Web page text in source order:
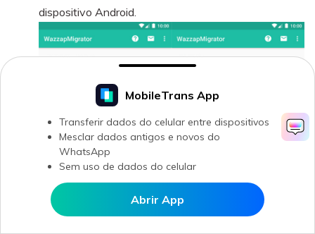
Abrir MobileTrans APP
MobileTrans App
Transferir dados do celular entre dispositivos
Mesclar dados antigos e novos do
WhatsApp
Sem uso de dados do celular
Abrir App
dispositivo Android.